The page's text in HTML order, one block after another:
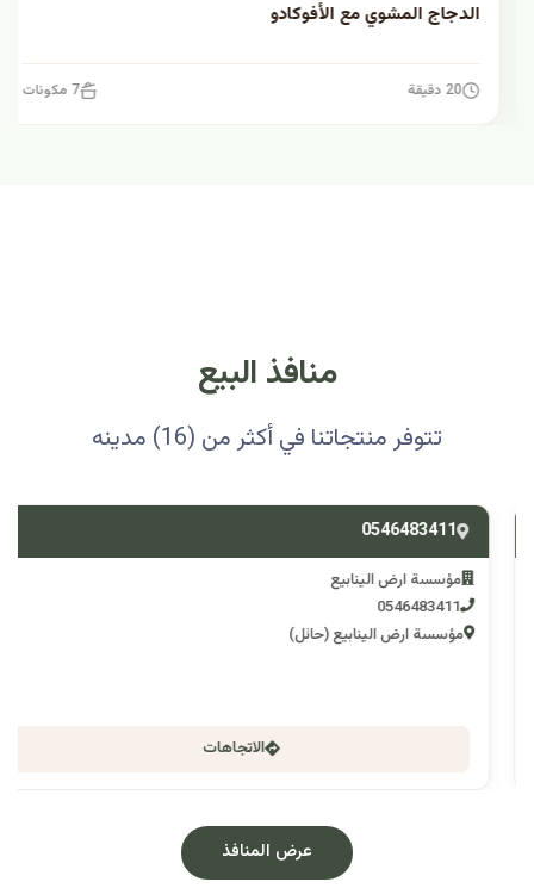
الدجاج المشوي مع الأفوكادو
20 دقيقة 7 مكونات
منافذ البيع
تتوفر منتجاتنا في أكثر من (16) مدينه
0546483411
مؤسسة ارض الينابيع
0546483411
مؤسسة ارض الينابيع (حائل)
الاتجاهات
عرض المنافذ